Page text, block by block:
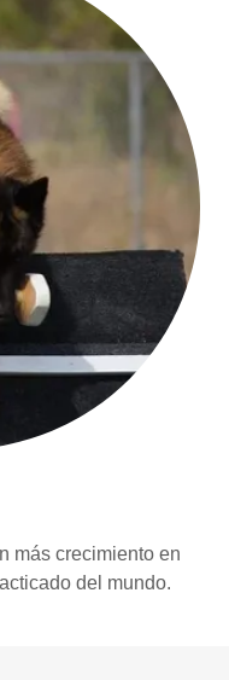
más crecimiento en
del mundo.